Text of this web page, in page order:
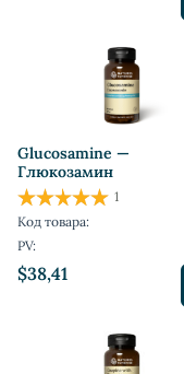
Glucosamine —
Глюкозамин
$38,41
1
Код товара:
PV: